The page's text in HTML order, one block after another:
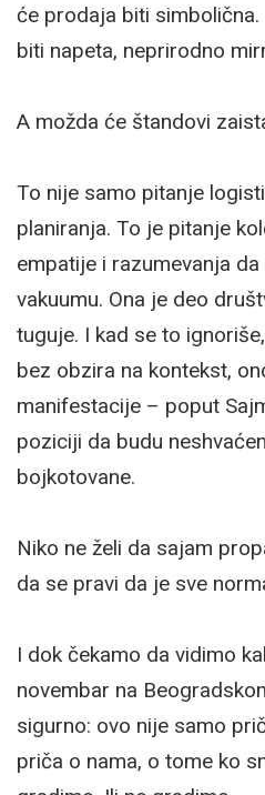
će prodaja biti
biti napeta, neprirodno
A možda će štandovi
To nije samo pitanje
planiranja. To je pitanje
empatije i razumevanja
vakuumu. Ona je deo
tuguje. I kad se to
bez obzira na kontekst,
manifestacije – poput
poziciji da budu
bojkotovane.
Niko ne želi da sajam
da se pravi da je sve
I dok čekamo da vidimo
novembar na
sigurno: ovo nije samo
priča o nama, o tome ko